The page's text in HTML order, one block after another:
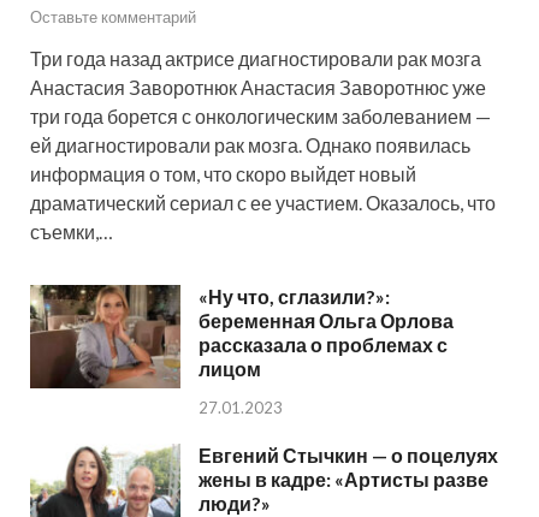
Оставьте комментарий
Три года назад актрисе диагностировали рак мозга
Анастасия Заворотнюк Анастасия Заворотнюс уже
три года борется с онкологическим заболеванием —
ей диагностировали рак мозга. Однако появилась
информация о том, что скоро выйдет новый
драматический сериал с ее участием. Оказалось, что
съемки,…
«Ну что, сглазили?»:
беременная Ольга Орлова
рассказала о проблемах с
лицом
27.01.2023
Евгений Стычкин — о поцелуях
жены в кадре: «Артисты разве
люди?»